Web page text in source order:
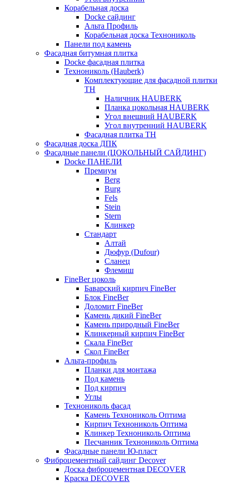
Корабельная доска
Docke сайдинг
Альта Профиль
Корабельная доска Технониколь
Панели под камень
Фасадная битумная плитка
Docke фасадная плитка
Технониколь (Hauberk)
Комплектующие для фасадной плитки
ТН
Наличник HAUBERK
Планка цокольная HAUBERK
Угол внешний HAUBERK
Угол внутренний HAUBERK
Фасадная плитка ТН
Фасадная доска ДПК
Фасадные панели (ЦОКОЛЬНЫЙ САЙДИНГ)
Docke ПАНЕЛИ
Премиум
Berg
Burg
Fels
Stein
Stern
Клинкер
Стандарт
Алтай
Дюфур (Dufour)
Сланец
Флемиш
FineBer цоколь
Баварский кирпич FineBer
Блок FineBer
Доломит FineBer
Камень дикий FineBer
Камень природный FineBer
Клинкерный кирпич FineBer
Скала FineBer
Скол FineBer
Альта-профиль
Планки для монтажа
Под камень
Под кирпич
Углы
Технониколь фасад
Камень Технониколь Оптима
Кирпич Технониколь Оптима
Клинкер Технониколь Оптима
Песчанник Технониколь Оптима
Фасадные панели Ю-пласт
Фиброцементный сайдинг Decover
Доска фиброцементная DECOVER
Краска DECOVER